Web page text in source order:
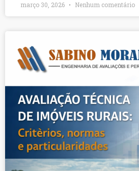
março 30, 2026 Nenhum comentário